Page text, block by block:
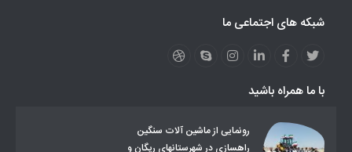
مزایدات و مناقصات
محتوای کانون توسعه
عملکردها
عشایر استان
طرح و برنامه
روند ساماندهی عشایر داوطلب اسکان
تشکیلات اداری
شبکه های اجتماعی ما
با ما همراه باشید
رونمایی از ماشین آلات سنگین
راهسازی در شهرستانهای ریگان و